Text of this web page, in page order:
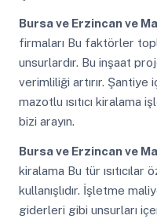
Bursa ve Erzincan ve
firmaları Bu faktörler
unsurlardır. Bu inşaat
verimliliği artırır. Şantiye
mazotlu ısıtıcı kiralama
bizi arayın.
Bursa ve Erzincan ve
kiralama Bu tür ısıtıcılar
kullanışlıdır. İşletme
giderleri gibi unsurları